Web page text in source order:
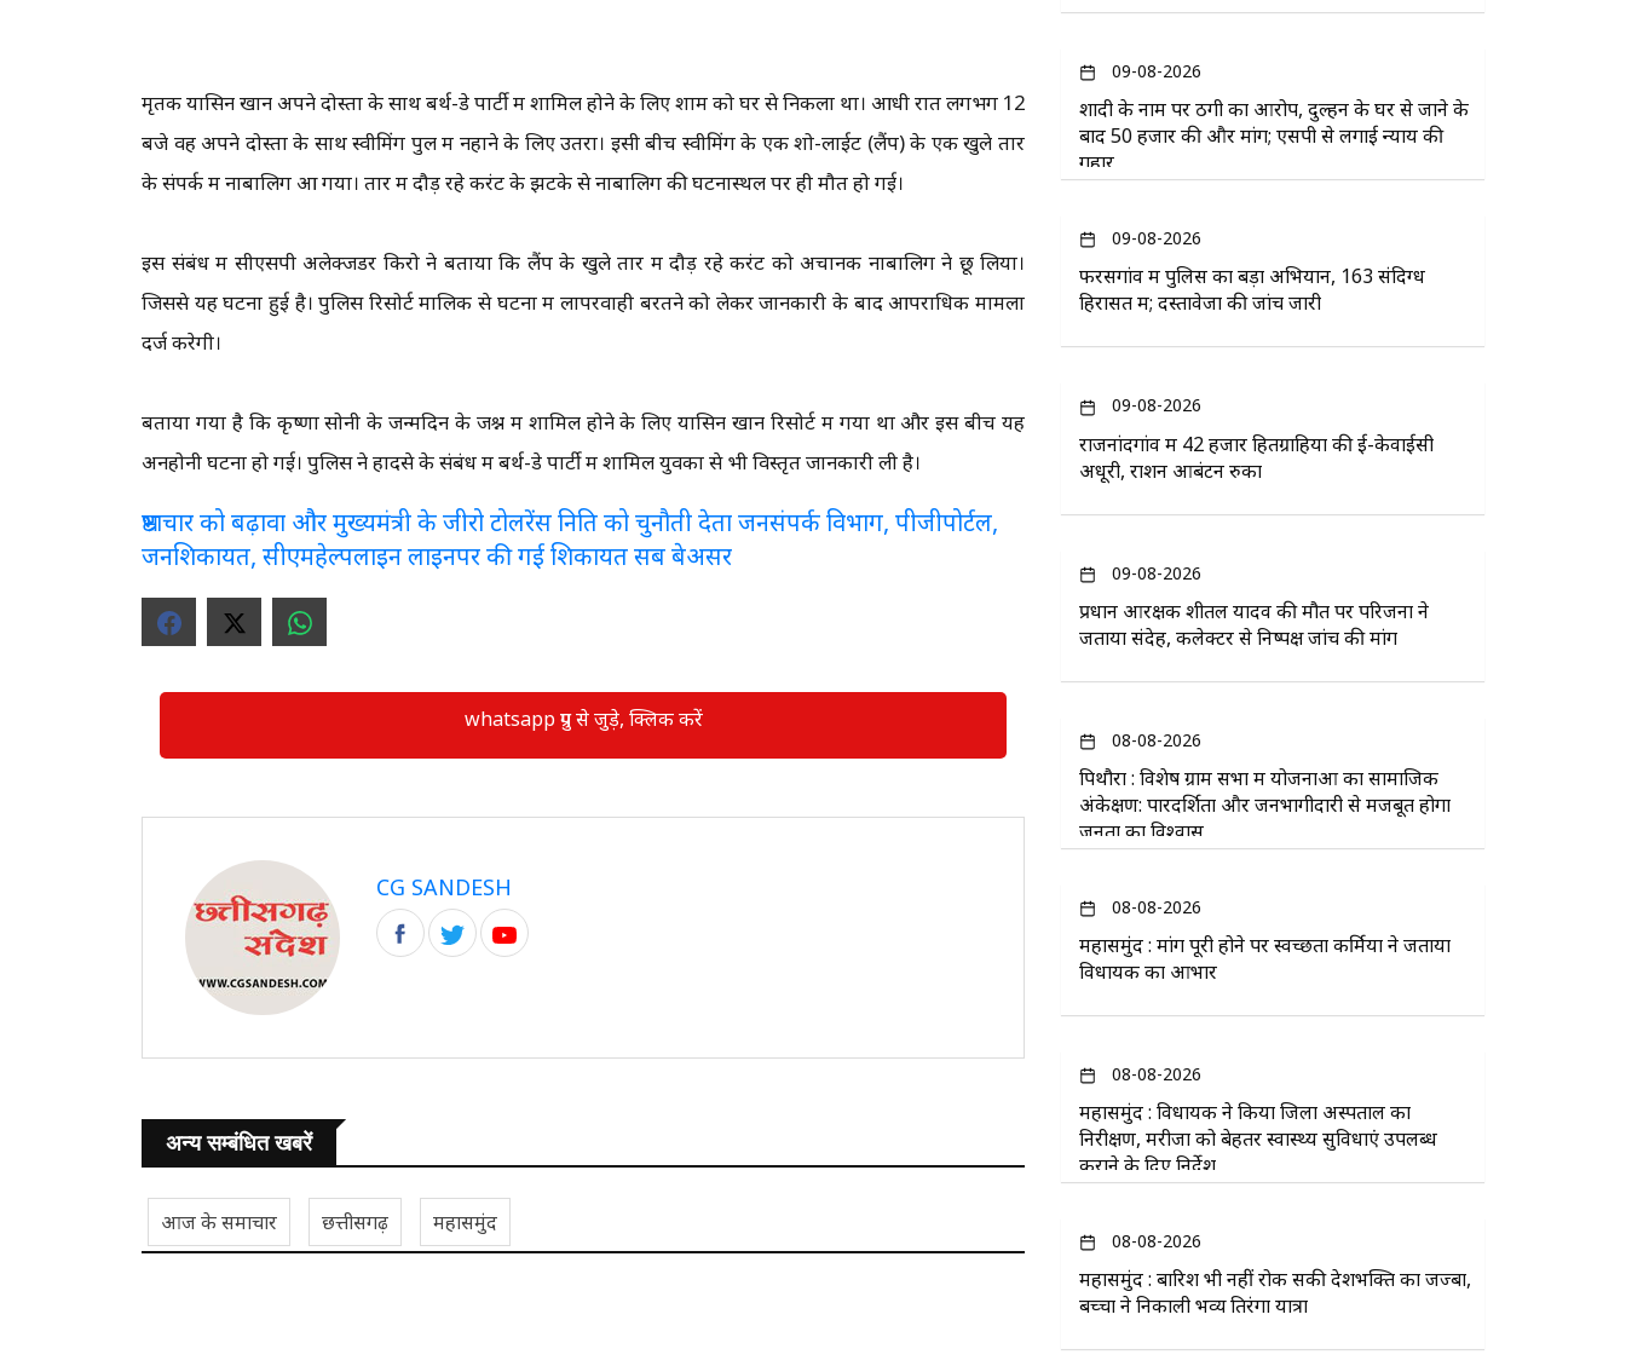
मृतक यासिन खान अपने दोस्तों के साथ बर्थ-डे पार्टी में शामिल होने के लिए शाम को घर से निकला था। आधी रात लगभग 12
बजे वह अपने दोस्तों के साथ स्वीमिंग पुल में नहाने के लिए उतरा। इसी बीच स्वीमिंग के एक शो-लाईट (लैंप) के एक खुले तार
के संपर्क में नाबालिग आ गया। तार में दौड़ रहे करंट के झटके से नाबालिग की घटनास्थल पर ही मौत हो गई।
इस संबंध में सीएसपी अलेक्जेंडर किरो ने बताया कि लैंप के खुले तार में दौड़ रहे करंट को अचानक नाबालिग ने छू लिया।
जिससे यह घटना हुई है। पुलिस रिसोर्ट मालिक से घटना में लापरवाही बरतने को लेकर जानकारी के बाद आपराधिक मामला
दर्ज करेगी।
बताया गया है कि कृष्णा सोनी के जन्मदिन के जश्न में शामिल होने के लिए यासिन खान रिसोर्ट में गया था और इस बीच यह
अनहोनी घटना हो गई। पुलिस ने हादसे के संबंध में बर्थ-डे पार्टी में शामिल युवकों से भी विस्तृत जानकारी ली है।
भ्रष्टाचार को बढ़ावा और मुख्यमंत्री के जीरो टोलरेंस निति को चुनौती देता जनसंपर्क विभाग, पीजीपोर्टल,
जनशिकायत, सीएमहेल्पलाइन लाइनपर की गई शिकायत सब बेअसर
whatsapp ग्रुप से जुड़े, क्लिक करें
CG SANDESH
अन्य सम्बंधित खबरें
आज के समाचार छत्तीसगढ़ महासमुंद
09-08-2026
शादी के नाम पर ठगी का आरोप, दुल्हन के घर से जाने के
बाद 50 हजार की और मांग; एसपी से लगाई न्याय की
गुहार
09-08-2026
फरसगांव में पुलिस का बड़ा अभियान, 163 संदिग्ध
हिरासत में; दस्तावेजों की जांच जारी
09-08-2026
राजनांदगांव में 42 हजार हितग्राहियों की ई-केवाईसी
अधूरी, राशन आबंटन रुका
09-08-2026
प्रधान आरक्षक शीतल यादव की मौत पर परिजनों ने
जताया संदेह, कलेक्टर से निष्पक्ष जांच की मांग
08-08-2026
पिथौरा : विशेष ग्राम सभा में योजनाओं का सामाजिक
अंकेक्षण: पारदर्शिता और जनभागीदारी से मजबूत होगा
जनता का विश्वास
08-08-2026
महासमुंद : मांग पूरी होने पर स्वच्छता कर्मियों ने जताया
विधायक का आभार
08-08-2026
महासमुंद : विधायक ने किया जिला अस्पताल का
निरीक्षण, मरीजों को बेहतर स्वास्थ्य सुविधाएं उपलब्ध
कराने के दिए निर्देश
08-08-2026
महासमुंद : बारिश भी नहीं रोक सकी देशभक्ति का जज्बा,
बच्चों ने निकाली भव्य तिरंगा यात्रा